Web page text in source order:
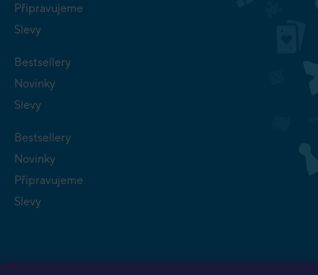
Připravujeme
Slevy
Bestsellery
Novinky
Slevy
Bestsellery
Novinky
Připravujeme
Slevy